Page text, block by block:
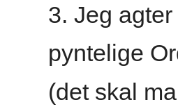
3. Jeg
pyntelige
(det skal